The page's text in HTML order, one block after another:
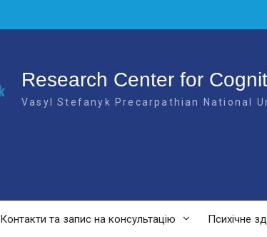
Research Center for
Vasyl Stefanyk Precarpathian National
Контакти та запис на консультацію Психічне